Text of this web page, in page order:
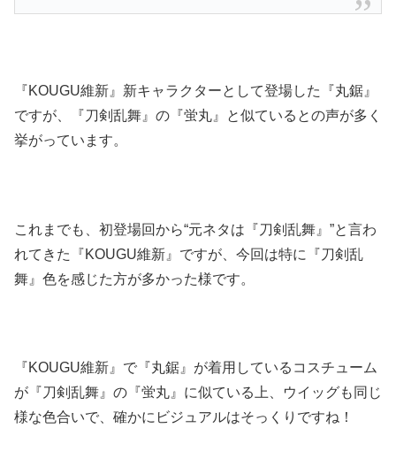
『KOUGU維新』新キャラクターとして登場した『丸鋸』
ですが、『刀剣乱舞』の『蛍丸』と似ているとの声が多く
挙がっています。
これまでも、初登場回から“元ネタは『刀剣乱舞』”と言わ
れてきた『KOUGU維新』ですが、今回は特に『刀剣乱
舞』色を感じた方が多かった様です。
『KOUGU維新』で『丸鋸』が着用しているコスチューム
が『刀剣乱舞』の『蛍丸』に似ている上、ウイッグも同じ
様な色合いで、確かにビジュアルはそっくりですね！